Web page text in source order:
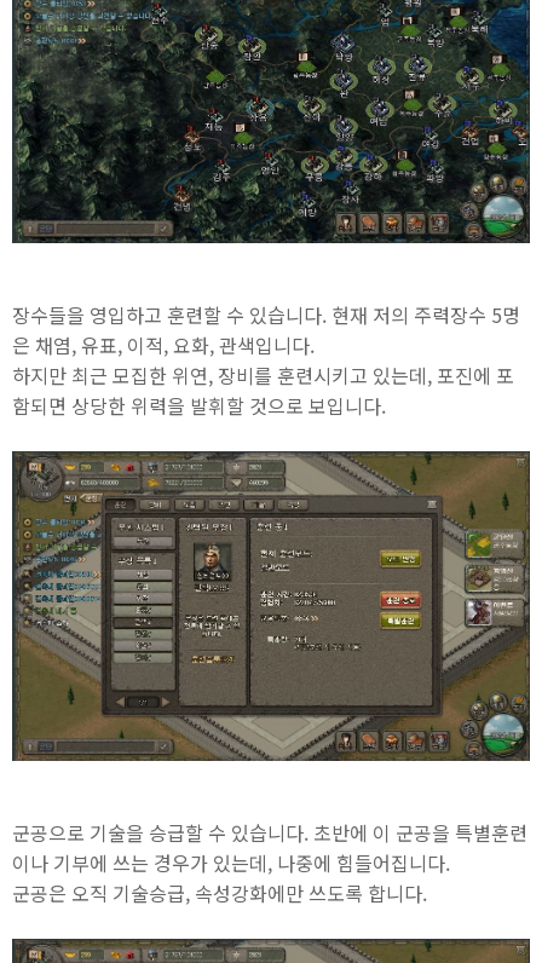
장수들을 영입하고 훈련할 수 있습니다. 현재 저의 주력장수 5명
은 채염, 유표, 이적, 요화, 관색입니다.
하지만 최근 모집한 위연, 장비를 훈련시키고 있는데, 포진에 포
함되면 상당한 위력을 발휘할 것으로 보입니다.
군공으로 기술을 승급할 수 있습니다. 초반에 이 군공을 특별훈련
이나 기부에 쓰는 경우가 있는데, 나중에 힘들어집니다.
군공은 오직 기술승급, 속성강화에만 쓰도록 합니다.